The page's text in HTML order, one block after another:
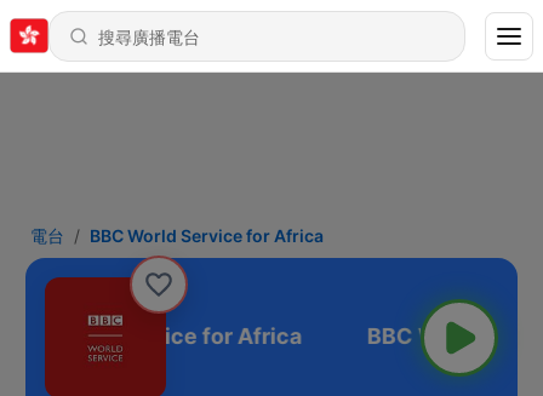
電台 BBC World Service for Africa
World Service for Africa